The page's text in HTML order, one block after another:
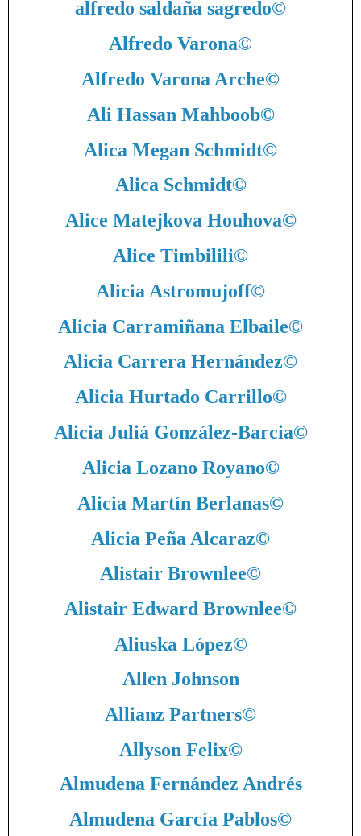
alfredo saldaña sagredo©
Alfredo Varona©
Alfredo Varona Arche©
Ali Hassan Mahboob©
Alica Megan Schmidt©
Alica Schmidt©
Alice Matejkova Houhova©
Alice Timbilili©
Alicia Astromujoff©
Alicia Carramiñana Elbaile©
Alicia Carrera Hernández©
Alicia Hurtado Carrillo©
Alicia Juliá González-Barcia©
Alicia Lozano Royano©
Alicia Martín Berlanas©
Alicia Peña Alcaraz©
Alistair Brownlee©
Alistair Edward Brownlee©
Aliuska López©
Allen Johnson
Allianz Partners©
Allyson Felix©
Almudena Fernández Andrés
Almudena García Pablos©